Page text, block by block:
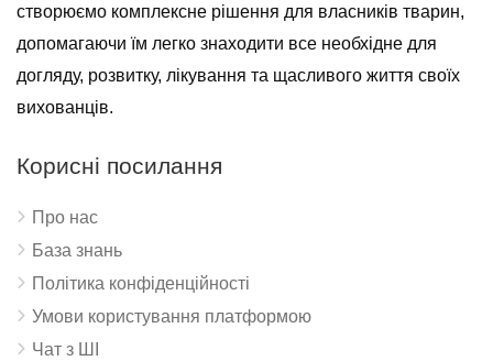
створюємо комплексне рішення для власників тварин,
допомагаючи їм легко знаходити все необхідне для
догляду, розвитку, лікування та щасливого життя своїх
вихованців.
Корисні посилання
Про нас
База знань
Політика конфіденційності
Умови користування платформою
Чат з ШІ